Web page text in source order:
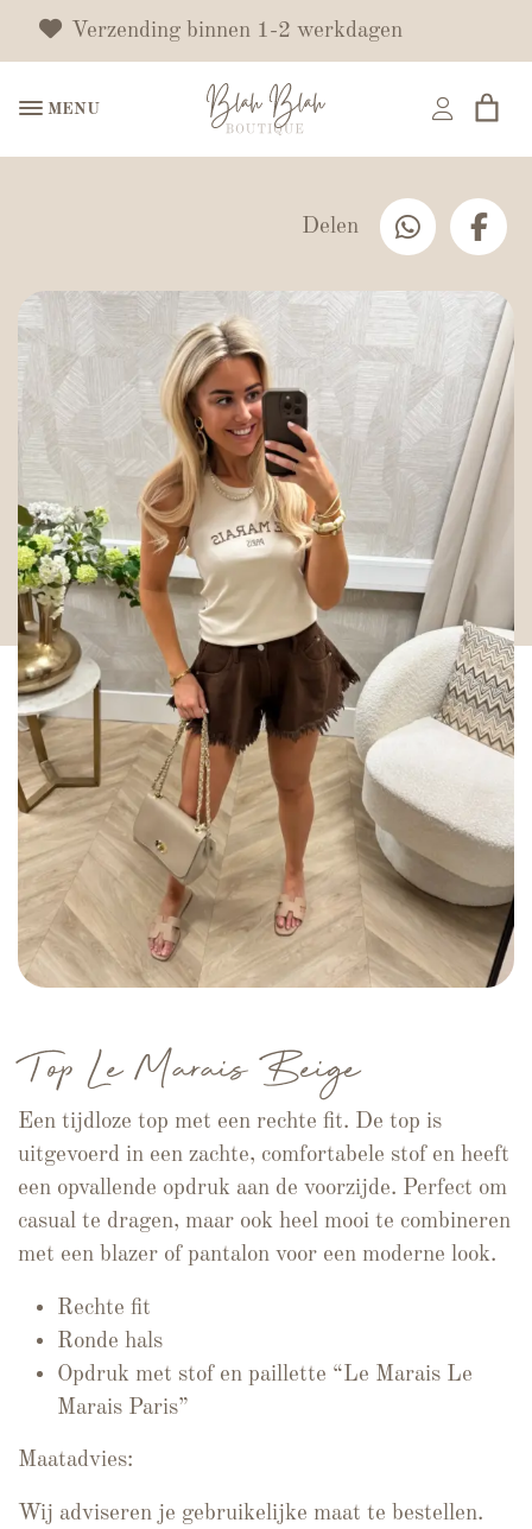
Verzending binnen 1-2 werkdagen
MENU
Delen
Top Le Marais Beige
Een tijdloze top met een rechte fit. De top is
uitgevoerd in een zachte, comfortabele stof en heeft
een opvallende opdruk aan de voorzijde. Perfect om
casual te dragen, maar ook heel mooi te combineren
met een blazer of pantalon voor een moderne look.
Rechte fit
Ronde hals
Opdruk met stof en paillette “Le Marais Le
Marais Paris”
Maatadvies:
Wij adviseren je gebruikelijke maat te bestellen.